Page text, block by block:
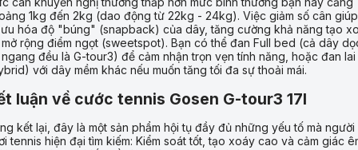
1kg đến 2kg (dao động từ 22kg - 24kg). Việc giảm số cân giúp
hóa độ "búng" (snapback) của dây, tăng cường khả năng tạo
rộng điểm ngọt (sweetspot). Bạn có thể đan Full bed (cả dây
đều là G-tour3) để cảm nhận trọn vẹn tính năng, hoặc đan lai
với dây mềm khác nếu muốn tăng tối đa sự thoải mái.
luận về cước tennis Gosen G-tour3 17l
kết lại, đây là một sản phẩm hội tụ đầy đủ những yếu tố mà người
tennis hiện đại tìm kiếm: Kiểm soát tốt, tạo xoáy cao và cảm giác